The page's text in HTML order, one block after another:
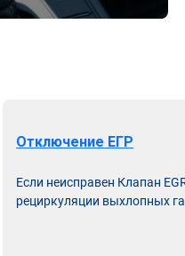
Отключение ЕГР
Если неисправен Клапан
рециркуляции выхлопных